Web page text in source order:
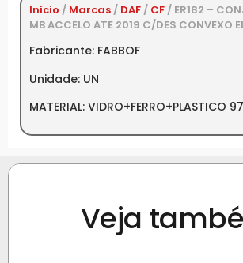
Início / Marcas / DAF / CF / ER182 –
MB ACCELO ATE 2019 C/DES CONVEXO
Fabricante: FABBOF
Unidade: UN
MATERIAL: VIDRO+FERRO+PLASTICO
Veja